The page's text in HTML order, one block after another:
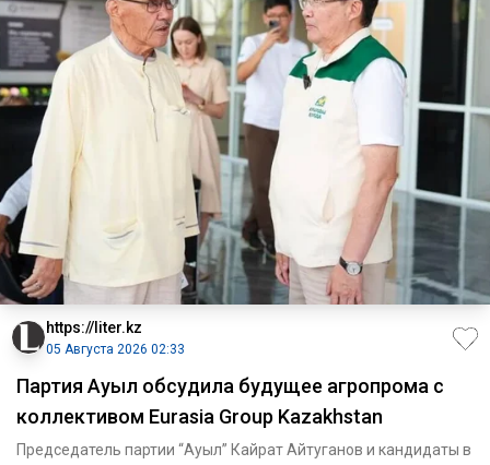
https://liter.kz
05 Августа 2026 02:33
Партия Ауыл обсудила будущее агропрома с
коллективом Eurasia Group Kazakhstan
Председатель партии “Ауыл” Кайрат Айтуганов и кандидаты в